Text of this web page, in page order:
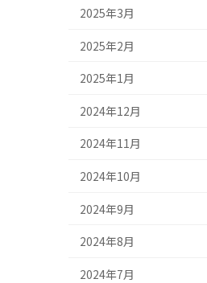
2025年3月
2025年2月
2025年1月
2024年12月
2024年11月
2024年10月
2024年9月
2024年8月
2024年7月